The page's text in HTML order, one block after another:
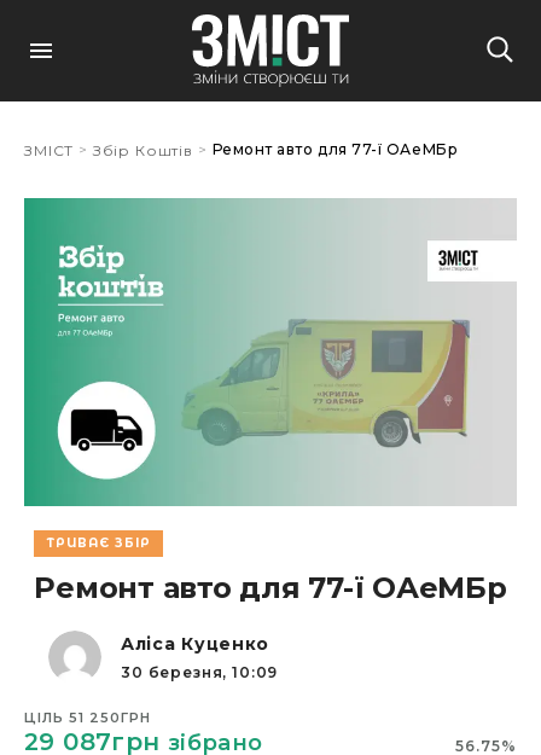
ЗМІСТ > Збір Коштів > Ремонт авто для 77-ї ОАеМБр
ТРИВАЄ ЗБІР
Ремонт авто для 77-ї ОАеМБр
Аліса Куценко
30 березня, 10:09
ЦІЛЬ 51 250ГРН
29 087грн зібрано 56.75%
Alina Digtyar
30 Березня, 12:01
Alina Digtyar
31 Березня, 15:44
Alina Digtyar
01 Квітня, 16:47
Alina Digtyar
Alina Digtyar